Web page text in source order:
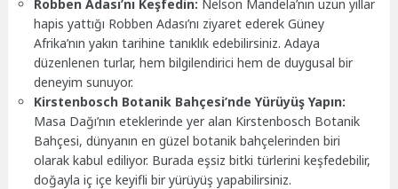
Robben Adası’nı Keşfedin: Nelson Mandela’nın uzun yıllar
hapis yattığı Robben Adası’nı ziyaret ederek Güney
Afrika’nın yakın tarihine tanıklık edebilirsiniz. Adaya
düzenlenen turlar, hem bilgilendirici hem de duygusal bir
deneyim sunuyor.
Kirstenbosch Botanik Bahçesi’nde Yürüyüş Yapın:
Masa Dağı’nın eteklerinde yer alan Kirstenbosch Botanik
Bahçesi, dünyanın en güzel botanik bahçelerinden biri
olarak kabul ediliyor. Burada eşsiz bitki türlerini keşfedebilir,
doğayla iç içe keyifli bir yürüyüş yapabilirsiniz.